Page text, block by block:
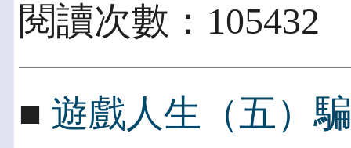
閱讀次數：
■ 遊戲人生（五）